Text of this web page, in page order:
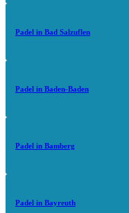
Padel in Bad Salzuflen
Padel in Baden-Baden
Padel in Bamberg
Padel in Bayreuth